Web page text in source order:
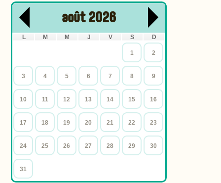
août2026
L M M J V S D
1 2
3 4 5 6 7 8 9
10 11 12 13 14 15 16
17 18 19 20 21 22 23
24 25 26 27 28 29 30
31